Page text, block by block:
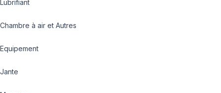
Lubrifiant
Chambre à air et Autres
Equipement
Jante